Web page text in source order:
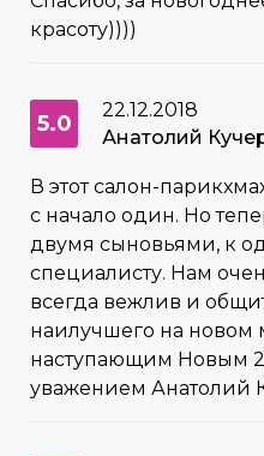
красоту))))
5.0
22.12.2018
Анатолий
В этот салон-
с начало один. Но
двумя сыновьями, к
специалисту. Нам
всегда вежлив и
наилучшего на новом
наступающим Новым
уважением Анатолий